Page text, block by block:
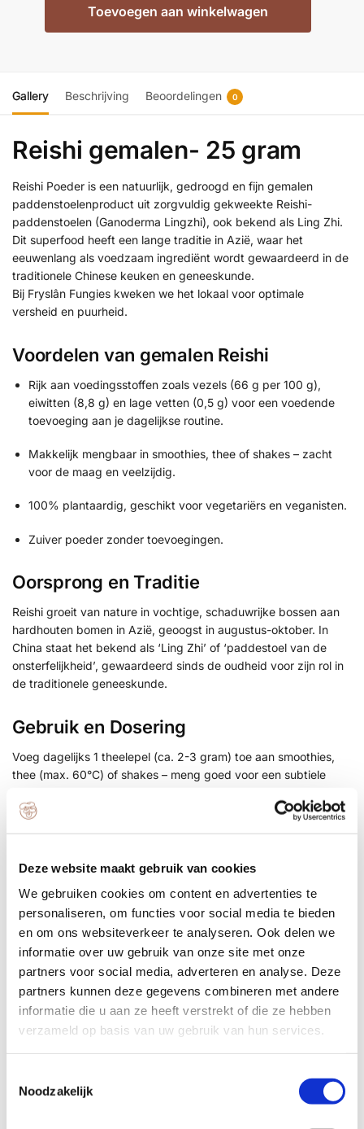
Deze website maakt gebruik van cookies
We gebruiken cookies om content en advertenties te
personaliseren, om functies voor social media te bieden
en om ons websiteverkeer te analyseren. Ook delen we
informatie over uw gebruik van onze site met onze
partners voor social media, adverteren en analyse. Deze
partners kunnen deze gegevens combineren met andere
informatie die u aan ze heeft verstrekt of die ze hebben
verzameld op basis van uw gebruik van hun services.
Noodzakelijk
Toevoegen aan winkelwagen
Gallery Beschrijving Beoordelingen 0
Reishi gemalen- 25 gram
Reishi Poeder is een natuurlijk, gedroogd en fijn gemalen
paddenstoelenproduct uit zorgvuldig gekweekte Reishi-
paddenstoelen (Ganoderma Lingzhi), ook bekend als Ling Zhi.
Dit superfood heeft een lange traditie in Azië, waar het
eeuwenlang als voedzaam ingrediënt wordt gewaardeerd in de
traditionele Chinese keuken en geneeskunde.
Bij Fryslân Fungies kweken we het lokaal voor optimale
versheid en puurheid.
Voordelen van gemalen Reishi
Rijk aan voedingsstoffen zoals vezels (66 g per 100 g),
eiwitten (8,8 g) en lage vetten (0,5 g) voor een voedende
toevoeging aan je dagelijkse routine.
Makkelijk mengbaar in smoothies, thee of shakes – zacht
voor de maag en veelzijdig.
100% plantaardig, geschikt voor vegetariërs en veganisten.
Zuiver poeder zonder toevoegingen.
Oorsprong en Traditie
Reishi groeit van nature in vochtige, schaduwrijke bossen aan
hardhouten bomen in Azië, geoogst in augustus-oktober. In
China staat het bekend als ‘Ling Zhi’ of ‘paddestoel van de
onsterfelijkheid’, gewaardeerd sinds de oudheid voor zijn rol in
de traditionele geneeskunde.
Gebruik en Dosering
Voeg dagelijks 1 theelepel (ca. 2-3 gram) toe aan smoothies,
thee (max. 60°C) of shakes – meng goed voor een subtiele
mee. Bewaar koel en droog.
Dit is geen vervanging voor een
Voedingswaarden per 100 gram
Voedingswaarde
Hoeveelheid
Energie
245 kcal / 1008 kJ
Eiwitten
8,8 g
Koolhydraten
18 g
Vezels
66 g
Vetten
0,5 g
Verzadigde vetten
0,1 g
Zout
0,03 g